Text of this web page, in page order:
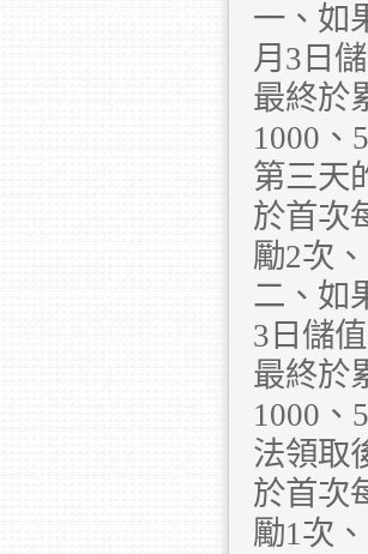
一、如
月3日
最終於
1000、
第三天
於首次
勵2次
二、如
3日儲
最終於
1000、
法領取
於首次
勵1次